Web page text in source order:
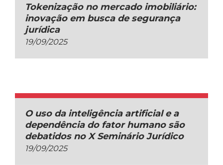
Tokenização no mercado imobiliário:
inovação em busca de segurança
jurídica
19/09/2025
O uso da inteligência artificial e a
dependência do fator humano são
debatidos no X Seminário Jurídico
19/09/2025